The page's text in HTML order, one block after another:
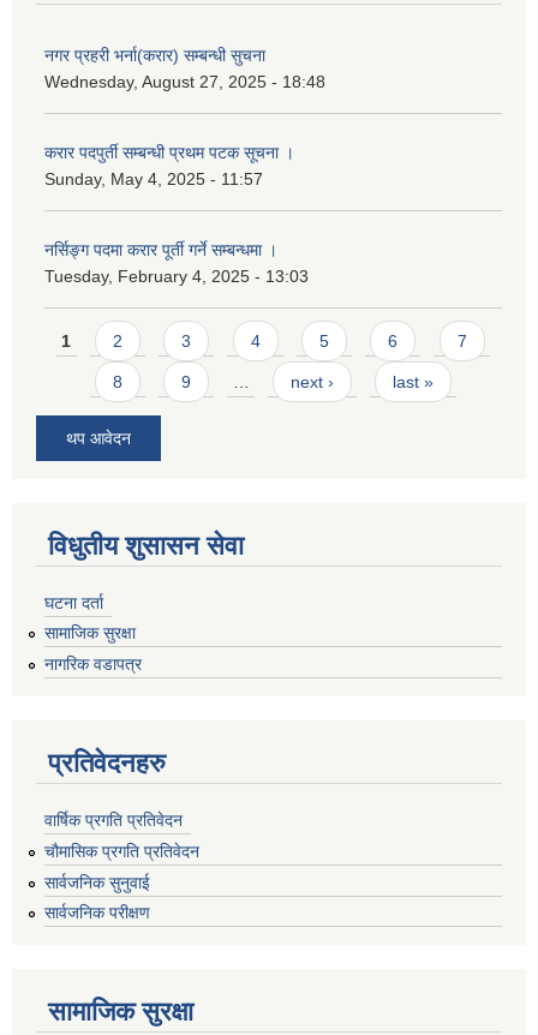
नगर प्रहरी भर्ना(करार) सम्बन्धी सुचना
Wednesday, August 27, 2025 - 18:48
करार पदपुर्ती सम्बन्धी प्रथम पटक सूचना ।
Sunday, May 4, 2025 - 11:57
नर्सिङ्ग पदमा करार पूर्ती गर्ने सम्बन्धमा ।
Tuesday, February 4, 2025 - 13:03
Pages
1 2 3 4 5 6 7
8 9 … next › last »
थप आवेदन
विधुतीय शुसासन सेवा
घटना दर्ता
सामाजिक सुरक्षा
नागरिक वडापत्र
प्रतिवेदनहरु
वार्षिक प्रगति प्रतिवेदन
चौमासिक प्रगति प्रतिवेदन
सार्वजनिक सुनुवाई
सार्वजनिक परीक्षण
सामाजिक सुरक्षा